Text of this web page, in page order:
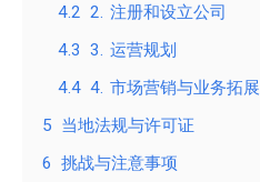
4.2 2. 注册和设立公司
4.3 3. 运营规划
4.4 4. 市场营销与业务拓展
5 当地法规与许可证
6 挑战与注意事项